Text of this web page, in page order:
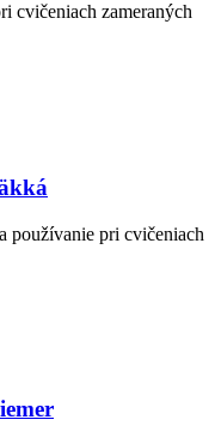
cvičeniach zameraných
používanie pri cvičeniach